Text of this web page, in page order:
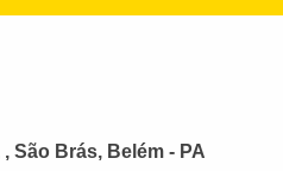
São Brás, Belém - PA